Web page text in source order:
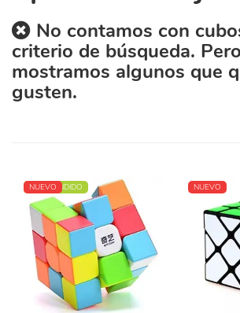
No contamos con
criterio de búsqueda.
mostramos algunos que
gusten.
MÁS VENDIDO
NUEVO NUEVO